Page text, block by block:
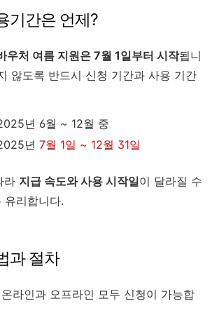
간은 언제?
우처 여름 지원은 7월 1일부터 시작됩니
않도록 반드시 신청 기간과 사용 기간
년 6월 ~ 12월 중
년 7월 1일 ~ 12월 31일
라 지급 속도와 사용 시작일이 달라질 수
유리합니다.
과 절차
라인과 오프라인 모두 신청이 가능합